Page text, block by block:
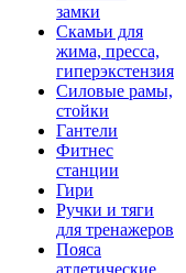
замки
Скамьи для
жима, пресса,
гиперэкстензия
Силовые рамы,
стойки
Гантели
Фитнес
станции
Гири
Ручки и тяги
для тренажеров
Пояса
атлетические,